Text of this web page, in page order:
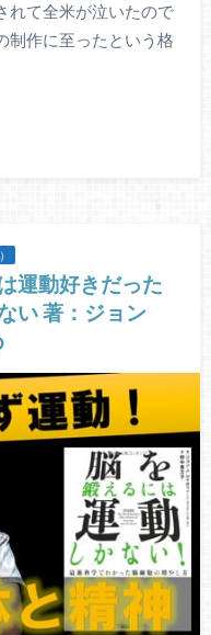
れて全米が泣いたので
制作に至ったという格
運動好きだった
い 著：ジョン